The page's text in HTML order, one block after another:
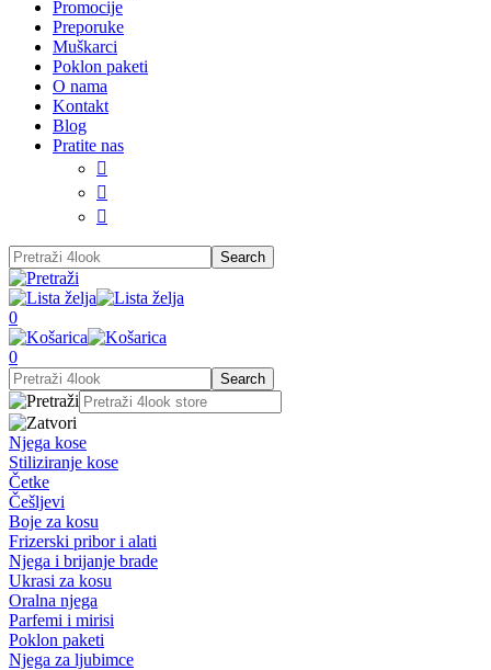
Promocije
Preporuke
Muškarci
Poklon paketi
O nama
Kontakt
Blog
Pratite nas



0
0
Njega kose
Stiliziranje kose
Četke
Češljevi
Boje za kosu
Frizerski pribor i alati
Njega i brijanje brade
Ukrasi za kosu
Oralna njega
Parfemi i mirisi
Poklon paketi
Njega za ljubimce